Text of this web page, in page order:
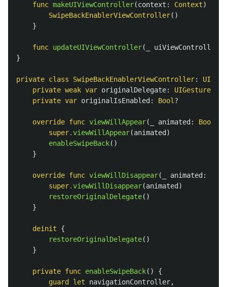
func makeUIViewController(context : Context)
SwipeBackEnablerViewController()
}
func updateUIViewController( uiViewController
}
private class SwipeBackEnablerViewController:
private weak var originalDelegate:
private var originalIsEnabled : Bool ?
override func viewWillAppear( animated : Bool
super.viewWillAppear(animated )
enableSwipeBack()
}
override func viewWillDisappear( animated :
super.viewWillDisappear(animated )
restoreOriginalDelegate()
}
deinit
{
restoreOriginalDelegate()
}
private func enableSwipeBack()
{
guard
let navigationController,